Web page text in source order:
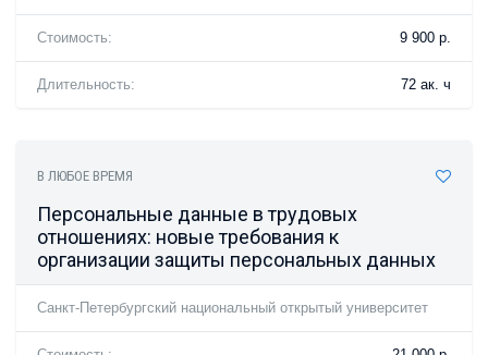
Стоимость: 9 900 р.
Длительность: 72 ак. ч
В ЛЮБОЕ ВРЕМЯ
Персональные данные в трудовых
отношениях: новые требования к
организации защиты персональных данных
Санкт-Петербургский национальный открытый университет